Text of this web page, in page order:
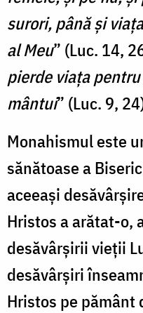
surori, până și
al Meu” (Luc. 14,
pierde viața
mântui” (Luc. 9,
Monahismul este
sănătoase a
aceeași
Hristos a arătat-o,
desăvârșirii vieții
desăvârșiri
Hristos pe pământ